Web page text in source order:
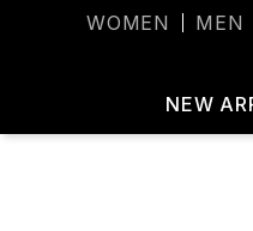
WOMEN MEN
NEW